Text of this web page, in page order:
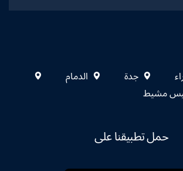
جدة
الدمام
مشيط
حمل تطبيقنا على